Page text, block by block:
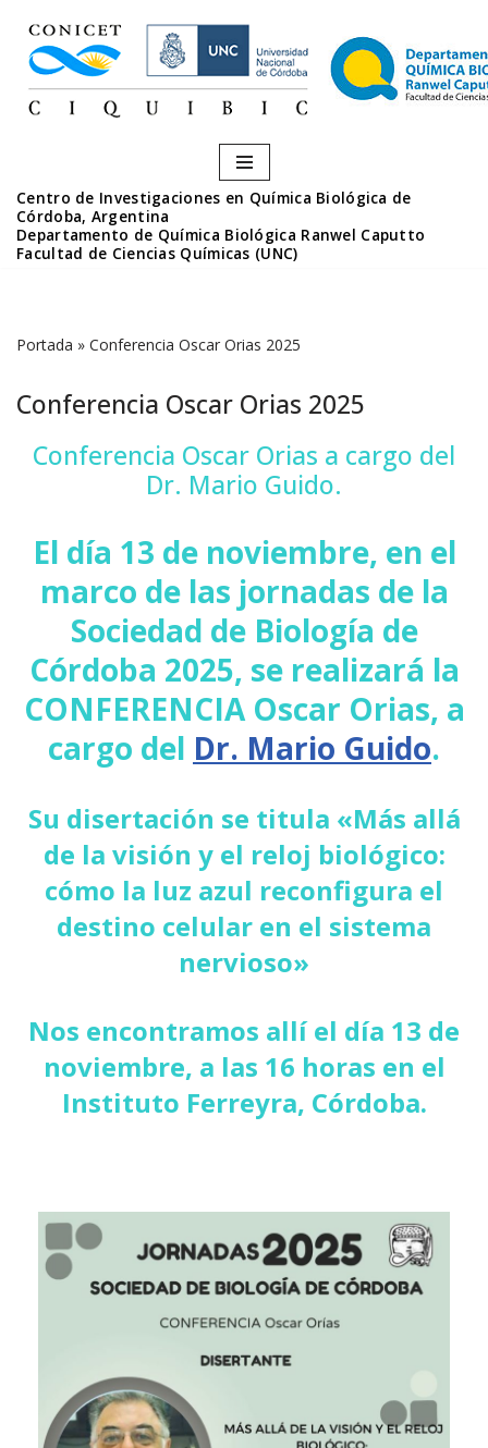
Saltar
contenido
Centro de Investigaciones en Química Biológica de
Córdoba, Argentina
Departamento de Química Biológica Ranwel Caputto
Facultad de Ciencias Químicas (UNC)
Portada » Conferencia Oscar Orias 2025
Conferencia Oscar Orias 2025
Conferencia Oscar Orias a cargo del
Dr. Mario Guido.
El día 13 de noviembre, en el
marco de las jornadas de la
Sociedad de Biología de
Córdoba 2025, se realizará la
CONFERENCIA Oscar Orias, a
cargo del Dr. Mario Guido.
Su disertación se titula «Más allá
de la visión y el reloj biológico:
cómo la luz azul reconfigura el
destino celular en el sistema
nervioso»
Nos encontramos allí el día 13 de
noviembre, a las 16 horas en el
Instituto Ferreyra, Córdoba.